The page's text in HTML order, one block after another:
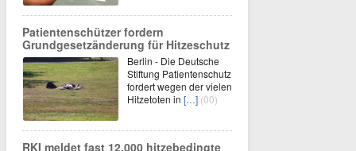
Patientenschützer fordern
Grundgesetzänderung für Hitzeschutz
Berlin - Die Deutsche
Stiftung Patientenschutz
fordert wegen der vielen
Hitzetoten in […] (00)
RKI meldet fast 12.000 hitzebedingte